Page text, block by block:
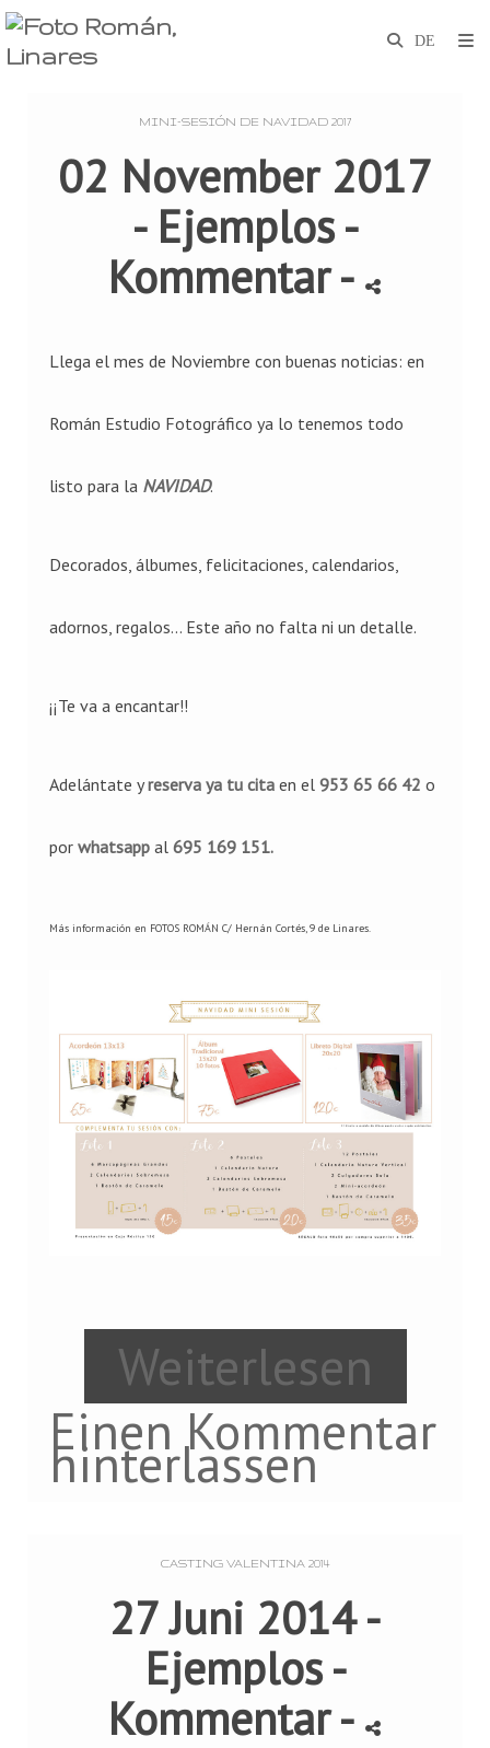
MINI-SESIÓN DE NAVIDAD 2017
02 November 2017
- Ejemplos-
Kommentar-
Llega el mes de Noviembre con buenas noticias: en
Román Estudio Fotográfico ya lo tenemos todo
listo para la NAVIDAD.
Decorados, álbumes, felicitaciones, calendarios,
adornos, regalos... Este año no falta ni un detalle.
¡¡Te va a encantar!!
Adelántate yreserva ya tu cita en el 953 65 66 42 o
por whatsapp al 695 169 151.
Más información en FOTOS ROMÁN C/ Hernán Cortés, 9 de Linares.
Weiterlesen
Einen Kommentar
hinterlassen
CASTING VALENTINA 2014
27 Juni 2014 -
Ejemplos-
Kommentar-